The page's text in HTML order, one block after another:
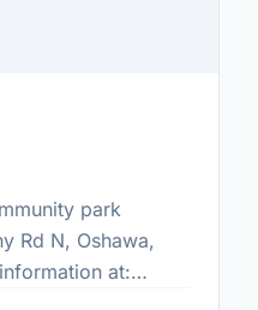
park
Rd N, Oshawa,
at: